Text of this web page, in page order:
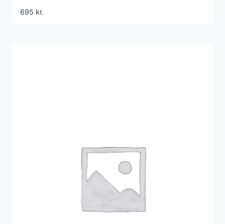
695 kr.